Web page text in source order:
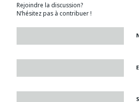
Rejoindre la discussion?
N’hésitez pas à contribuer !